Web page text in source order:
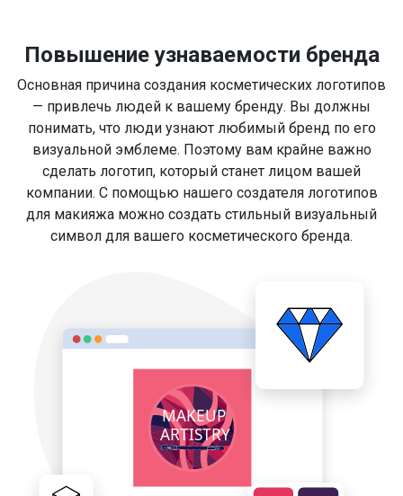
Повышение узнаваемости бренда
Основная причина создания косметических логотипов
— привлечь людей к вашему бренду. Вы должны
понимать, что люди узнают любимый бренд по его
визуальной эмблеме. Поэтому вам крайне важно
сделать логотип, который станет лицом вашей
компании. С помощью нашего создателя логотипов
для макияжа можно создать стильный визуальный
символ для вашего косметического бренда.